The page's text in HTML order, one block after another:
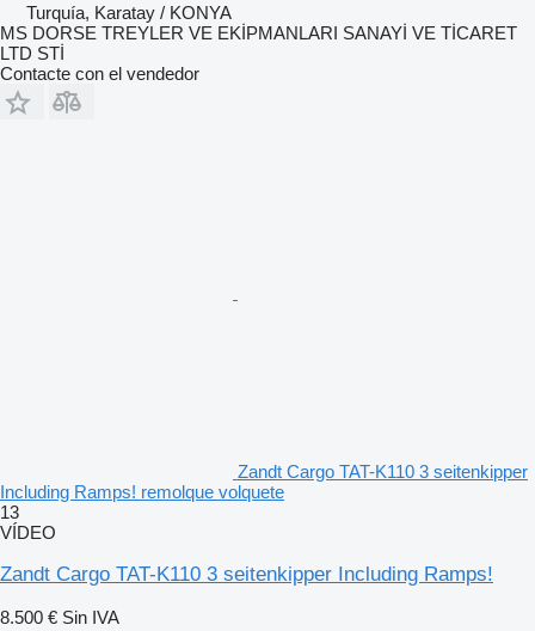
Turquía, Karatay / KONYA
MS DORSE TREYLER VE EKİPMANLARI SANAYİ VE TİCARET
LTD STİ
Contacte con el vendedor
Zandt Cargo TAT-K110 3 seitenkipper
Including Ramps! remolque volquete
13
VÍDEO
Zandt Cargo TAT-K110 3 seitenkipper Including Ramps!
8.500 € Sin IVA